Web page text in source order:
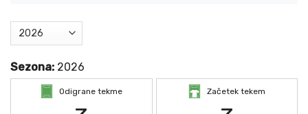
Sezona: 2026
Odigrane tekme Začetek tekem